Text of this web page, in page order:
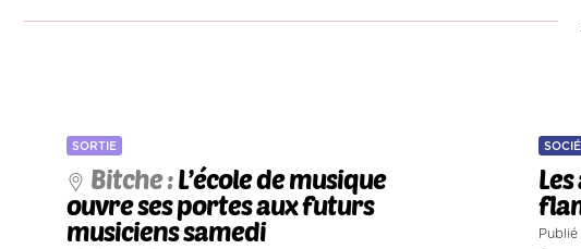
SORTIE
Bitche :L’école de musique
ouvre ses portes aux futurs
musiciens samedi